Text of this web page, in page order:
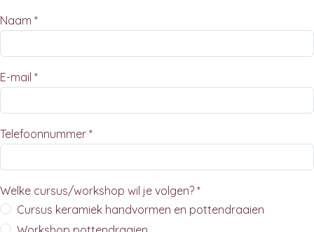
Naam *
E-mail *
Telefoonnummer *
Welke cursus/workshop wil je volgen? *
Cursus keramiek handvormen en pottendraaien